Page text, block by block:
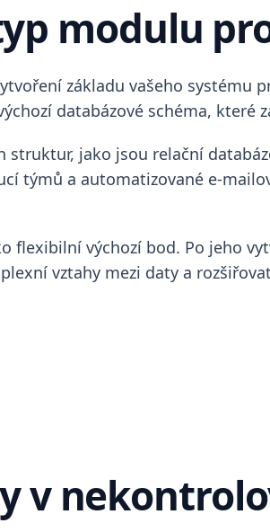
modulu
základu vašeho systému
databázové schéma,
jako jsou relační
týmů a automatizované e-
flexibilní výchozí bod. Po jeho
vztahy mezi daty a
v